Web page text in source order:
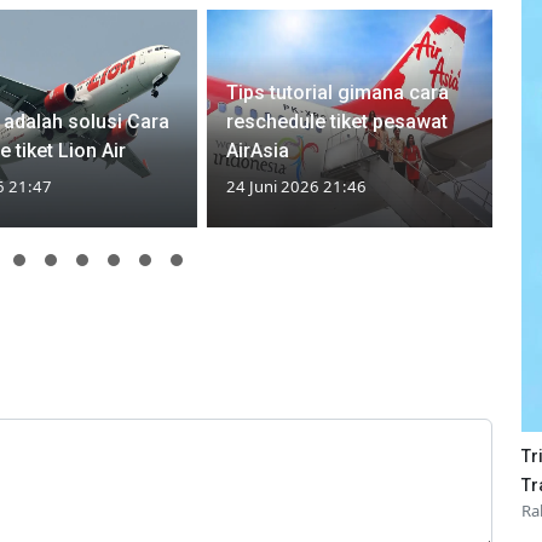
solusi Cara
tiket Lion Air
21:47
Tips tutorial gimana cara
reschedule tiket pesawat
AirAsia
24 Juni 2026 21:46